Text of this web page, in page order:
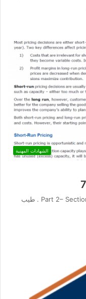
الشهادات المهنية
CMA Part2 شرح سامح الليثي 7 Part 2– Section C.3. Pricing . طيب